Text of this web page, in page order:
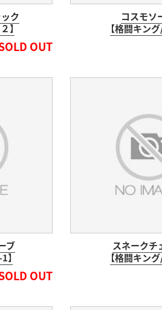
ク
】
OUT
コスモソ
【格闘キン
ブ
】
OUT
スネークチ
【格闘キン